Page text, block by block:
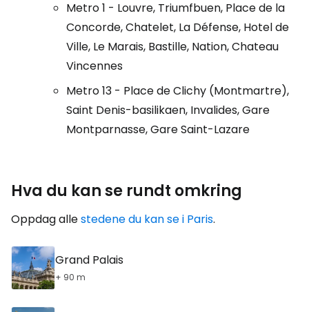
Metro 1 - Louvre, Triumfbuen, Place de la
Concorde, Chatelet, La Défense, Hotel de
Ville, Le Marais, Bastille, Nation, Chateau
Vincennes
Metro 13 - Place de Clichy (Montmartre),
Saint Denis-basilikaen, Invalides, Gare
Montparnasse, Gare Saint-Lazare
Hva du kan se rundt omkring
Oppdag allestedene du kan se i Paris.
Grand Palais
+ 90 m